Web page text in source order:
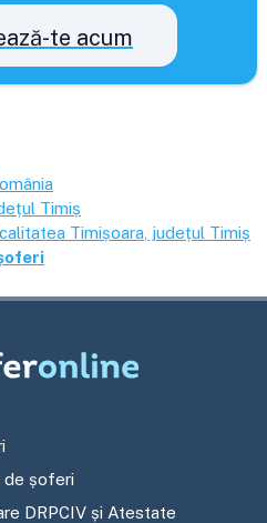
te acum
Timiș
Timișoara , județul Timiș
de șoferi
DRPCIV și Atestate